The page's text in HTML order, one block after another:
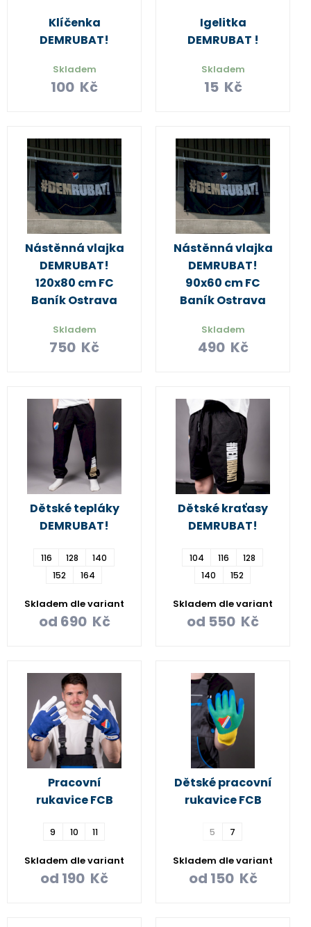
Klíčenka
DEMRUBAT!
Skladem
100 Kč
Igelitka
DEMRUBAT !
Skladem
15 Kč
Nástěnná vlajka
DEMRUBAT!
120x80 cm FC
Baník Ostrava
Skladem
750 Kč
Nástěnná vlajka
DEMRUBAT!
90x60 cm FC
Baník Ostrava
Skladem
490 Kč
Dětské tepláky
DEMRUBAT!
116 128
140
152
164
Skladem dle variant
od 690 Kč
Dětské kraťasy
DEMRUBAT!
104 116
128
140
152
Skladem dle variant
od 550 Kč
Pracovní
rukavice FCB
9 10 11
Skladem dle variant
od 190 Kč
Dětské pracovní
rukavice FCB
5 7
Skladem dle variant
od 150 Kč